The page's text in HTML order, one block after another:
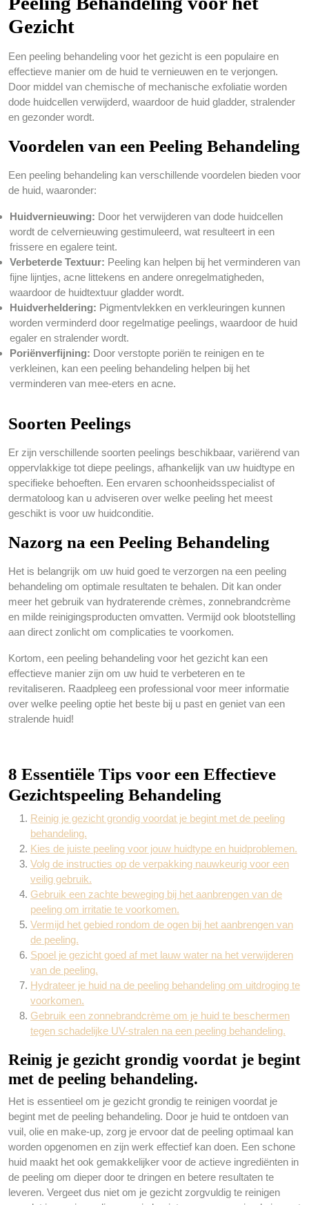
Gezicht
Een peeling behandeling voor het gezicht is een populaire en
effectieve manier om de huid te vernieuwen en te verjongen.
Door middel van chemische of mechanische exfoliatie worden
dode huidcellen verwijderd, waardoor de huid gladder, stralender
en gezonder wordt.
Voordelen van een Peeling Behandeling
Een peeling behandeling kan verschillende voordelen bieden voor
de huid, waaronder:
Huidvernieuwing: Door het verwijderen van dode huidcellen
wordt de celvernieuwing gestimuleerd, wat resulteert in een
frissere en egalere teint.
Verbeterde Textuur: Peeling kan helpen bij het verminderen van
fijne lijntjes, acne littekens en andere onregelmatigheden,
waardoor de huidtextuur gladder wordt.
Huidverheldering: Pigmentvlekken en verkleuringen kunnen
worden verminderd door regelmatige peelings, waardoor de huid
egaler en stralender wordt.
Poriënverfijning: Door verstopte poriën te reinigen en te
verkleinen, kan een peeling behandeling helpen bij het
verminderen van mee-eters en acne.
Soorten Peelings
Er zijn verschillende soorten peelings beschikbaar, variërend van
oppervlakkige tot diepe peelings, afhankelijk van uw huidtype en
specifieke behoeften. Een ervaren schoonheidsspecialist of
dermatoloog kan u adviseren over welke peeling het meest
geschikt is voor uw huidconditie.
Nazorg na een Peeling Behandeling
Het is belangrijk om uw huid goed te verzorgen na een peeling
behandeling om optimale resultaten te behalen. Dit kan onder
meer het gebruik van hydraterende crèmes, zonnebrandcrème
en milde reinigingsproducten omvatten. Vermijd ook blootstelling
aan direct zonlicht om complicaties te voorkomen.
Kortom, een peeling behandeling voor het gezicht kan een
effectieve manier zijn om uw huid te verbeteren en te
revitaliseren. Raadpleeg een professional voor meer informatie
over welke peeling optie het beste bij u past en geniet van een
stralende huid!
8 Essentiële Tips voor een Effectieve
Gezichtspeeling Behandeling
Reinig je gezicht grondig voordat je begint met de peeling
behandeling.
Kies de juiste peeling voor jouw huidtype en huidproblemen.
Volg de instructies op de verpakking nauwkeurig voor een
veilig gebruik.
Gebruik een zachte beweging bij het aanbrengen van de
peeling om irritatie te voorkomen.
Vermijd het gebied rondom de ogen bij het aanbrengen van
de peeling.
Spoel je gezicht goed af met lauw water na het verwijderen
van de peeling.
Hydrateer je huid na de peeling behandeling om uitdroging te
voorkomen.
Gebruik een zonnebrandcrème om je huid te beschermen
tegen schadelijke UV-stralen na een peeling behandeling.
Reinig je gezicht grondig voordat je begint
met de peeling behandeling.
Het is essentieel om je gezicht grondig te reinigen voordat je
begint met de peeling behandeling. Door je huid te ontdoen van
vuil, olie en make-up, zorg je ervoor dat de peeling optimaal kan
worden opgenomen en zijn werk effectief kan doen. Een schone
huid maakt het ook gemakkelijker voor de actieve ingrediënten in
de peeling om dieper door te dringen en betere resultaten te
leveren. Vergeet dus niet om je gezicht zorgvuldig te reinigen